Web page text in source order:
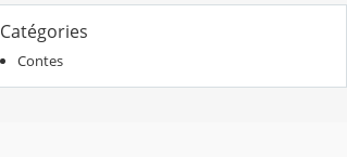
Catégories
Contes